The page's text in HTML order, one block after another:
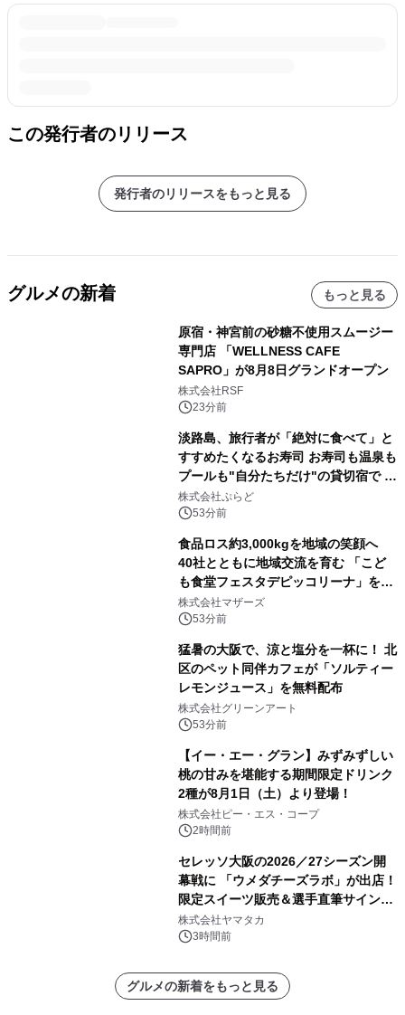
この発行者のリリース
発行者のリリースをもっと見る
グルメの新着 もっと見る
原宿・神宮前の砂糖不使用スムージー
専門店 「WELLNESS CAFE
SAPRO」が8月8日グランドオープン
株式会社RSF
23分前
淡路島、旅行者が「絶対に食べて」と
すすめたくなるお寿司 お寿司も温泉も
プールも"自分たちだけ"の貸切宿で 1
日1組限定「岩屋温泉 絵島別庭 海と
森」の握り寿司プラン
株式会社ぷらど
53分前
食品ロス約3,000kgを地域の笑顔へ
40社とともに地域交流を育む 「こど
も食堂フェスタデピッコリーナ」を9
月5日(土)開催
株式会社マザーズ
53分前
猛暑の大阪で、涼と塩分を一杯に！ 北
区のペット同伴カフェが「ソルティー
レモンジュース」を無料配布
株式会社グリーンアート
53分前
【イー・エー・グラン】みずみずしい
桃の甘みを堪能する期間限定ドリンク
2種が8月1日（土）より登場！
株式会社ピー・エス・コープ
2時間前
セレッソ大阪の2026／27シーズン開
幕戦に 「ウメダチーズラボ」が出店！
限定スイーツ販売＆選手直筆サイング
ッズが当たる抽選会を 8月8日に開催
株式会社ヤマタカ
3時間前
グルメの新着をもっと見る